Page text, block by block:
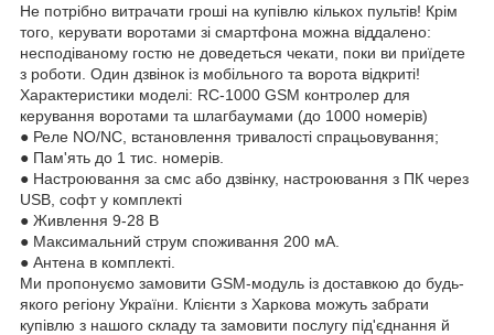
Не потрібно витрачати гроші на купівлю кількох пультів! Крім
того, керувати воротами зі смартфона можна віддалено:
несподіваному гостю не доведеться чекати, поки ви приїдете
з роботи. Один дзвінок із мобільного та ворота відкриті!
Характеристики моделі: RC-1000 GSM контролер для
керування воротами та шлагбаумами (до 1000 номерів)
● Реле NO/NC, встановлення тривалості спрацьовування;
● Пам'ять до 1 тис. номерів.
● Настроювання за смс або дзвінку, настроювання з ПК через
USB, софт у комплекті
● Живлення 9-28 В
● Максимальний струм споживання 200 мА.
● Антена в комплекті.
Ми пропонуємо замовити GSM-модуль із доставкою до будь-
якого регіону України. Клієнти з Харкова можуть забрати
купівлю з нашого складу та замовити послугу під'єднання й